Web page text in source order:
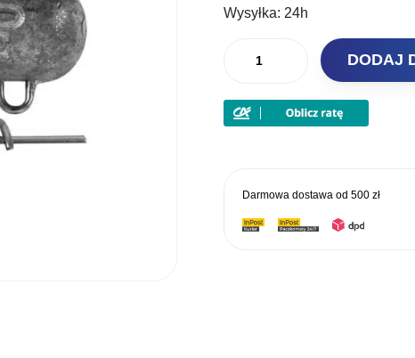
Wysyłka:24h
Główka
Heads
DODAJ
Darmowa dostawa od500 zł